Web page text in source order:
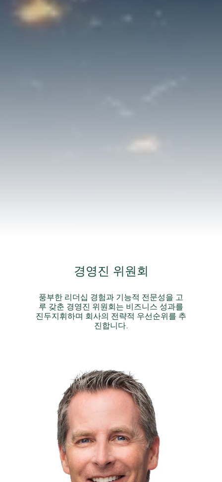
경영진 위원회
풍부한 리더십 경험과 기능적 전문성을 고
루 갖춘 경영진 위원회는 비즈니스 성과를
진두지휘하며 회사의 전략적 우선순위를 추
진합니다.